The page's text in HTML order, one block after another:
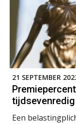
21 SEPTEMBER
Een